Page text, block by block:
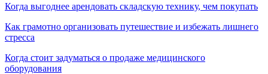
Когда выгоднее арендовать складскую технику, чем покупать
Как грамотно организовать путешествие и избежать лишнего
стресса
Когда стоит задуматься о продаже медицинского
оборудования